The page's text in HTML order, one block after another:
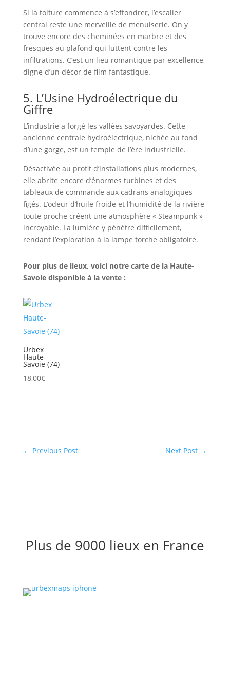
Si la toiture commence à s’effondrer, l’escalier
central reste une merveille de menuiserie. On y
trouve encore des cheminées en marbre et des
fresques au plafond qui luttent contre les
infiltrations. C’est un lieu romantique par excellence,
digne d’un décor de film fantastique.
5. L’Usine Hydroélectrique du
Giffre
L’industrie a forgé les vallées savoyardes. Cette
ancienne centrale hydroélectrique, nichée au fond
d’une gorge, est un temple de l’ère industrielle.
Désactivée au profit d’installations plus modernes,
elle abrite encore d’énormes turbines et des
tableaux de commande aux cadrans analogiques
figés. L’odeur d’huile froide et l’humidité de la rivière
toute proche créent une atmosphère « Steampunk »
incroyable. La lumière y pénètre difficilement,
rendant l’exploration à la lampe torche obligatoire.
Pour plus de lieux, voici notre carte de la Haute-
Savoie disponible à la vente :
Urbex
Haute-
Savoie (74)
18,00€
← Previous Post Next Post →
Plus de 9000 lieux en France